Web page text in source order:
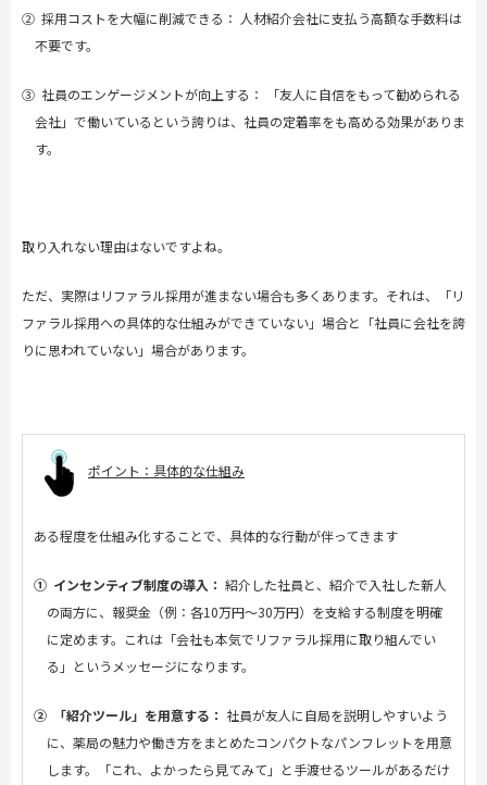
② 採用コストを大幅に削減できる： 人材紹介会社に支払う高額な手数料は
不要です。
③ 社員のエンゲージメントが向上する： 「友人に自信をもって勧められる
会社」で働いているという誇りは、社員の定着率をも高める効果がありま
す。
取り入れない理由はないですよね。
ただ、実際はリファラル採用が進まない場合も多くあります。それは、「リ
ファラル採用への具体的な仕組みができていない」場合と「社員に会社を誇
りに思われていない」場合があります。
ポイント：具体的な仕組み
ある程度を仕組み化することで、具体的な行動が伴ってきます
① インセンティブ制度の導入： 紹介した社員と、紹介で入社した新人
の両方に、報奨金（例：各10万円～30万円）を支給する制度を明確
に定めます。これは「会社も本気でリファラル採用に取り組んでい
る」というメッセージになります。
② 「紹介ツール」を用意する： 社員が友人に自局を説明しやすいよう
に、薬局の魅力や働き方をまとめたコンパクトなパンフレットを用意
します。「これ、よかったら見てみて」と手渡せるツールがあるだけ